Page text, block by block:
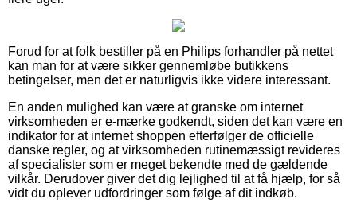
Forud for at folk bestiller på en Philips forhandler på nettet
kan man for at være sikker gennemløbe butikkens
betingelser, men det er naturligvis ikke videre interessant.
En anden mulighed kan være at granske om internet
virksomheden er e-mærke godkendt, siden det kan være en
indikator for at internet shoppen efterfølger de officielle
danske regler, og at virksomheden rutinemæssigt revideres
af specialister som er meget bekendte med de gældende
vilkår. Derudover giver det dig lejlighed til at få hjælp, for så
vidt du oplever udfordringer som følge af dit indkøb.